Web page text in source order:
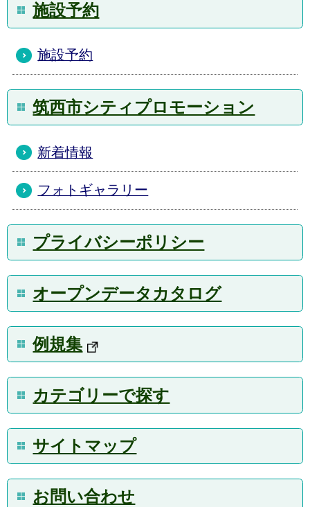
施設予約
施設予約
筑西市シティプロモーション
新着情報
フォトギャラリー
プライバシーポリシー
オープンデータカタログ
例規集
カテゴリーで探す
サイトマップ
お問い合わせ